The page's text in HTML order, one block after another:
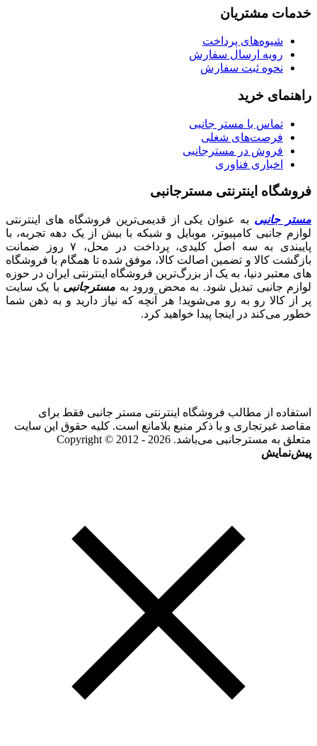
خدمات مشتریان
شیوه‌های پرداخت
رویه ارسال سفارش
نحوه ثبت سفارش
راهنمای خرید
تماس با مستر جانبی
فرصت‌های شغلی
فروش در مسترجانبی
اخباری فناوری
فروشگاه اینترنتی مسترجانبی
مستر جانبی به عنوان یکی از قدیمی‌ترین فروشگاه های اینترنتی
لوازم جانبی کامپیوتر، موبایل و شبکه با بیش از یک دهه تجربه، با
پایبندی به سه اصل کلیدی، پرداخت در محل، ۷ روز ضمانت
بازگشت کالا و تضمین اصالت کالا، موفق شده تا همگام با فروشگاه‌
های معتبر دنیا، به یک از بزرگ‌ترین فروشگاه اینترنتی ایران در حوزه
لوازم جانبی تبدیل شود. به محض ورود به مسترجانبی با یک سایت
پر از کالا رو به رو می‌شوید! هر آنچه که نیاز دارید و به ذهن شما
خطور می‌کند در اینجا پیدا خواهید کرد.
استفاده از مطالب فروشگاه اینترنتی مستر جانبی فقط برای
مقاصد غیرتجاری و با ذکر منبع بلامانع است. کلیه حقوق این سایت
متعلق به مسترجانبی می‌باشد. Copyright © 2012 - 2026
پیش‌نمایش